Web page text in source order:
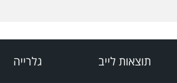
תוצאות לייב גלרייה